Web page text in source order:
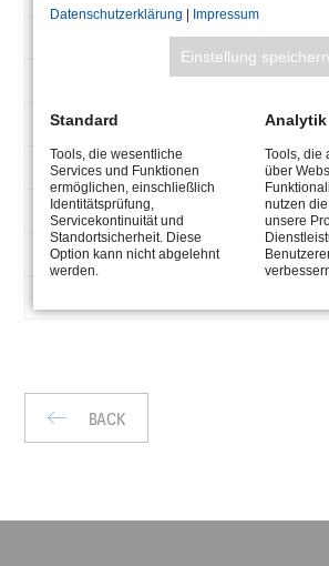
NUMBER
DIMENSIONS
PROTECTION
WEIGHT
CABLE
(A)
BACK
Datenschutzerklärung Impressum
Einstellung speichern
Standard
Tools, die wesentliche
Services und Funktionen
ermöglichen, einschließlich
Identitätsprüfung,
Servicekontinuität und
Standortsicherheit. Diese
Option kann nicht abgelehnt
werden.
Analytik
Tools, die
über
nutzen
unsere